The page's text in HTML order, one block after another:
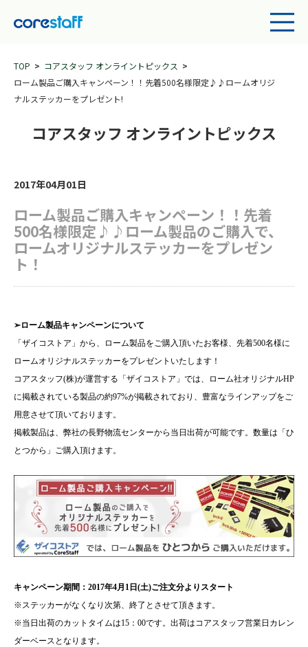
TOP
コアスタッフ オンライントピックス
ローム製品ご購入キャンペーン！！先着500名様限定♪♪ロームオリジ
ナルステッカーをプレゼント!
コアスタッフ オンライントピックス
2017年04月01日
ローム製品ご購入キャンペーン！！先着
500名様限定♪♪ローム製品のご購入で、
ロームオリジナルステッカーをプレゼン
ト！
➢ローム製品キャンペーンについて
「ザイコストア」から、ローム製品をご購入頂いたお客様、先着500名様に
ロームオリジナルステッカーをプレゼントいたします！
コアスタッフ(株)が運営する「ザイコストア」では、ローム社オリジナルHP
に掲載されている製品の約97%が掲載されており、豊富なラインアップをご
用意させて頂いております。
掲載製品は、弊社の長野物流センターから当日出荷が可能です。数量は「ひ
とつから」ご購入頂けます。
キャンペーン期間： 2017年4月 1 日 (土)ご注文分よりスタート
※ステッカーがなくなり次第、終了とさせて頂きます。
※当日出荷のカットタイムは15 ： 00です。出荷はコアスタッフ営業日カレン
ダーベースとなります。